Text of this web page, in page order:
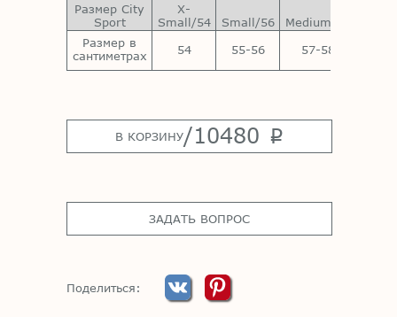
Размер City
Sport
X-
Small/54
Small/56 Medium/58
Размер в
сантиметрах
54 55-56 57-58
В КОРЗИНУ/10480 p
ЗАДАТЬ ВОПРОС
Поделиться: